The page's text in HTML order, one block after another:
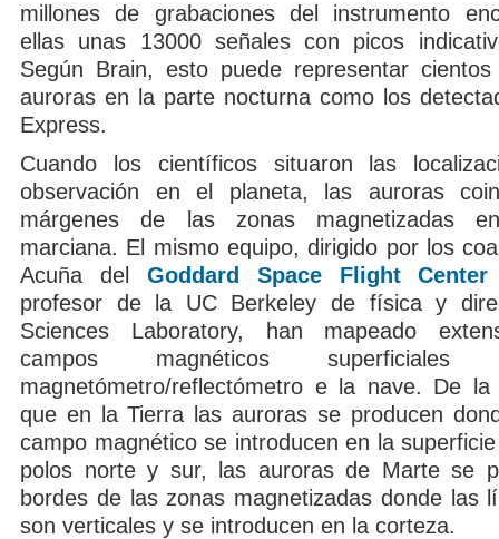
millones de grabaciones del instrumento
ellas unas 13000 señales con picos
Según Brain, esto puede representar
auroras en la parte nocturna como los
Express.
Cuando los científicos situaron las
observación en el planeta, las auroras
márgenes de las zonas magnetizadas
marciana. El mismo equipo, dirigido por los
Acuña del Goddard Space Flight Center
profesor de la UC Berkeley de física y
Sciences Laboratory, han mapeado
campos magnéticos
magnetómetro/reflectómetro e la nave. De
que en la Tierra las auroras se producen
campo magnético se introducen en la
polos norte y sur, las auroras de Marte se
bordes de las zonas magnetizadas donde las
son verticales y se introducen en la corteza.